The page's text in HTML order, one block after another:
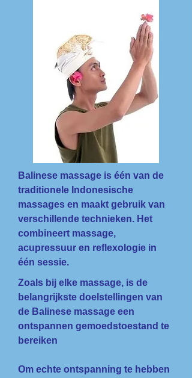
Balinese massage is één van de
traditionele Indonesische
massages en maakt gebruik van
verschillende technieken. Het
combineert massage,
acupressuur en reflexologie in
één sessie.
Zoals bij elke massage, is de
belangrijkste doelstellingen van
de Balinese massage een
ontspannen gemoedstoestand te
bereiken
Om echte ontspanning te hebben